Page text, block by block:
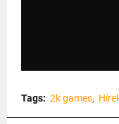
Tags: 2k games